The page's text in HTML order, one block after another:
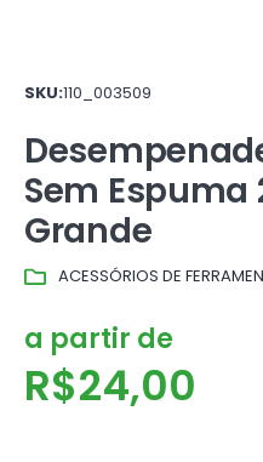
SKU:110_003509
Sem Espuma
Grande
ACESSÓRIOS DE
a partir de
R$24,00